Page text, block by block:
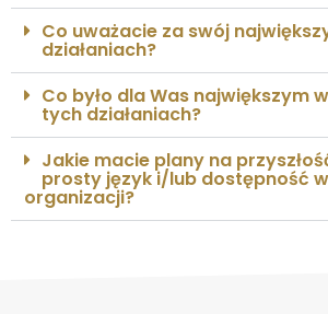
Co uważacie za swój
działaniach?
Co było dla Was największym
tych działaniach?
Jakie macie plany na
prosty język i/lub dostępność
organizacji?